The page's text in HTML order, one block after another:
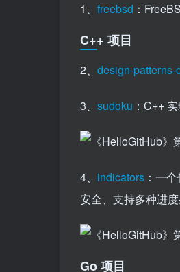
1、 freebsd ：
C++ 项目
2、 design-patterns-
3、 sudoku ：C++
4、 indicators ：一
安全、支持多种进
Go 项目